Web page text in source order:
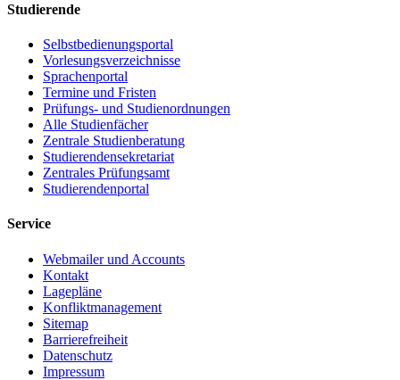
Studierende
Selbstbedienungsportal
Vorlesungsverzeichnisse
Sprachenportal
Termine und Fristen
Prüfungs- und Studienordnungen
Alle Studienfächer
Zentrale Studienberatung
Studierendensekretariat
Zentrales Prüfungsamt
Studierendenportal
Service
Webmailer und Accounts
Kontakt
Lagepläne
Konfliktmanagement
Sitemap
Barrierefreiheit
Datenschutz
Impressum